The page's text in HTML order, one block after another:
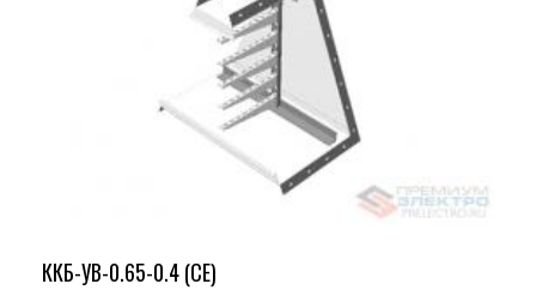
ККБ-УВ-0.65-0.4 (СЕ)